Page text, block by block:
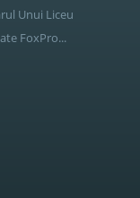
Unui Liceu
FoxPro...